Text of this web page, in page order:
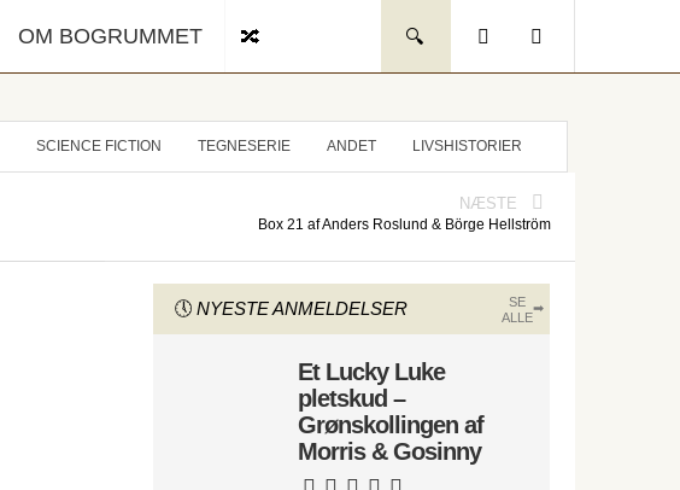
OM BOGRUMMET
SCIENCE FICTION TEGNESERIE ANDET LIVSHISTORIER
NÆSTE
Box 21 af Anders Roslund & Börge Hellström
NYESTE ANMELDELSER
SE
ALLE
Et Lucky Luke
pletskud –
Grønskollingen af
Morris & Gosinny